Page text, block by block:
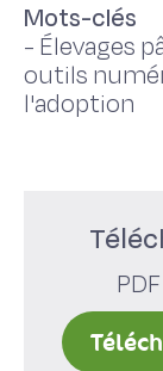
Mots-clés
- Élevages
outils
l'adoption